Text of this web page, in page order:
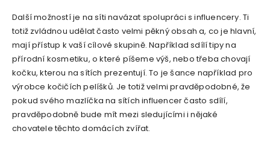
Další možností je na síti navázat spolupráci s influencery. Ti
totiž zvládnou udělat často velmi pěkný obsah a, co je hlavní,
mají přístup k vaší cílové skupině. Například sdílí tipy na
přírodní kosmetiku, o které píšeme výš, nebo třeba chovají
kočku, kterou na sítích prezentují. To je šance například pro
výrobce kočičích pelíšků. Je totiž velmi pravděpodobné, že
pokud svého mazlíčka na sítích influencer často sdílí,
pravděpodobně bude mít mezi sledujícími i nějaké
chovatele těchto domácích zvířat.